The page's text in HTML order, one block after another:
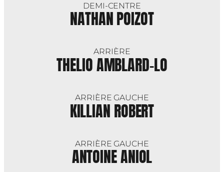
DEMI-CENTRE
NATHAN POIZOT
ARRIÈRE
THELIO AMBLARD-LO
ARRIÈRE GAUCHE
KILLIAN ROBERT
ARRIÈRE GAUCHE
ANTOINE ANIOL